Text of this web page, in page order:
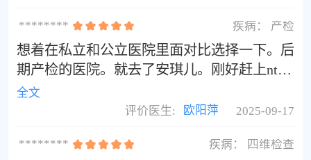
******** 疾病： 产检
想着在私立和公立医院里面对比选择一下。后
期产检的医院。就去了安琪儿。刚好赶上nt检
查。整体感受都是挺好的，医生特别耐心。就
是第一次去挂号，有点儿一头雾水。图像类的
进行检查。
全文
评价医生:
欧阳萍 2025-09-17
******** 疾病： 四维检查